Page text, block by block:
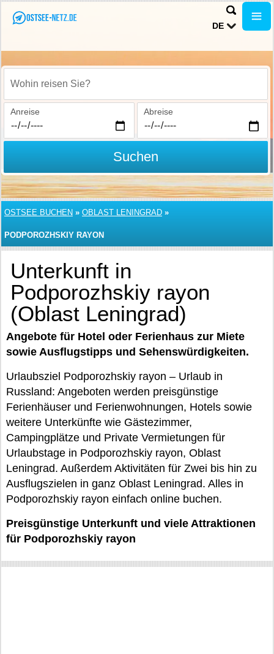
DE
Wohin reisen Sie?
Anreise Abreise
Suchen
OSTSEE BUCHEN » OBLAST LENINGRAD »
PODPOROZHSKIY RAYON
Unterkunft in
Podporozhskiy rayon
(Oblast Leningrad)
Angebote für Hotel oder Ferienhaus zur Miete
sowie Ausflugstipps und Sehenswürdigkeiten.
Urlaubsziel Podporozhskiy rayon – Urlaub in
Russland: Angeboten werden preisgünstige
Ferienhäuser und Ferienwohnungen, Hotels sowie
weitere Unterkünfte wie Gästezimmer,
Campingplätze und Private Vermietungen für
Urlaubstage in Podporozhskiy rayon, Oblast
Leningrad. Außerdem Aktivitäten für Zwei bis hin zu
Ausflugszielen in ganz Oblast Leningrad. Alles in
Podporozhskiy rayon einfach online buchen.
Preisgünstige Unterkunft und viele Attraktionen
für Podporozhskiy rayon